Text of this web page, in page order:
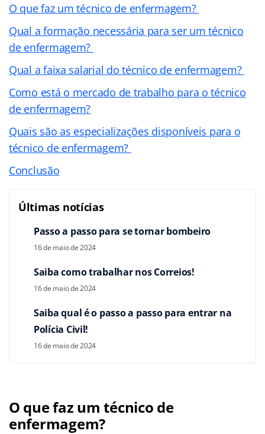
O que faz um técnico de enfermagem?
Qual a formação necessária para ser um técnico
de enfermagem?
Qual a faixa salarial do técnico de enfermagem?
Como está o mercado de trabalho para o técnico
de enfermagem?
Quais são as especializações disponíveis para o
técnico de enfermagem?
Conclusão
Últimas notícias
Passo a passo para se tornar bombeiro
16 de maio de 2024
Saiba como trabalhar nos Correios!
16 de maio de 2024
Saiba qual é o passo a passo para entrar na
Polícia Civil!
16 de maio de 2024
O que faz um técnico de
enfermagem?